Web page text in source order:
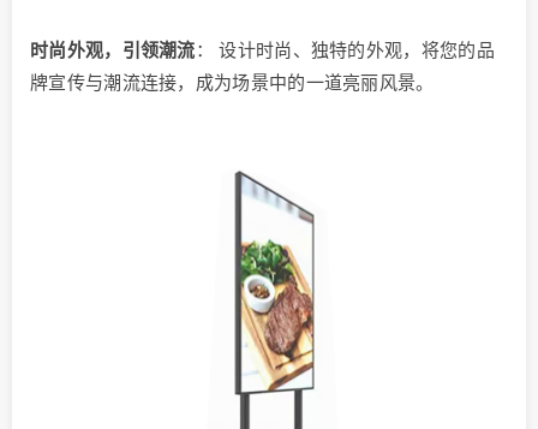
时尚外观，引领潮流： 设计时尚、独特的外观，将您的品
牌宣传与潮流连接，成为场景中的一道亮丽风景。